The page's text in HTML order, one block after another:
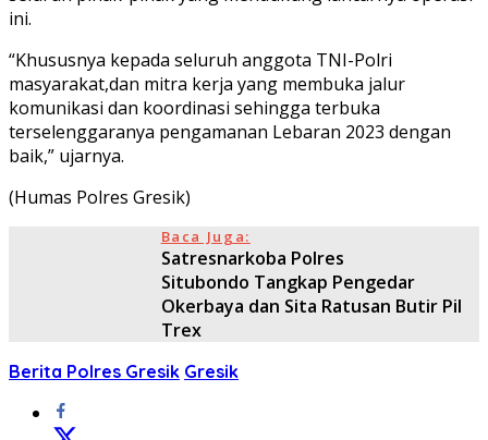
ini.
“Khususnya kepada seluruh anggota TNI-Polri
masyarakat,dan mitra kerja yang membuka jalur
komunikasi dan koordinasi sehingga terbuka
terselenggaranya pengamanan Lebaran 2023 dengan
baik,” ujarnya.
(Humas Polres Gresik)
Baca Juga:
Satresnarkoba Polres
Situbondo Tangkap Pengedar
Okerbaya dan Sita Ratusan Butir Pil
Trex
Berita Polres Gresik Gresik